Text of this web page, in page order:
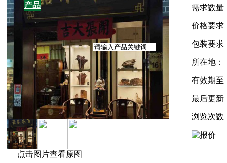
产品
产品
供应
企业
点击图片查看原图
需求数量
价格要求
包装要求
所在地：
有效期至
最后更新
浏览次数